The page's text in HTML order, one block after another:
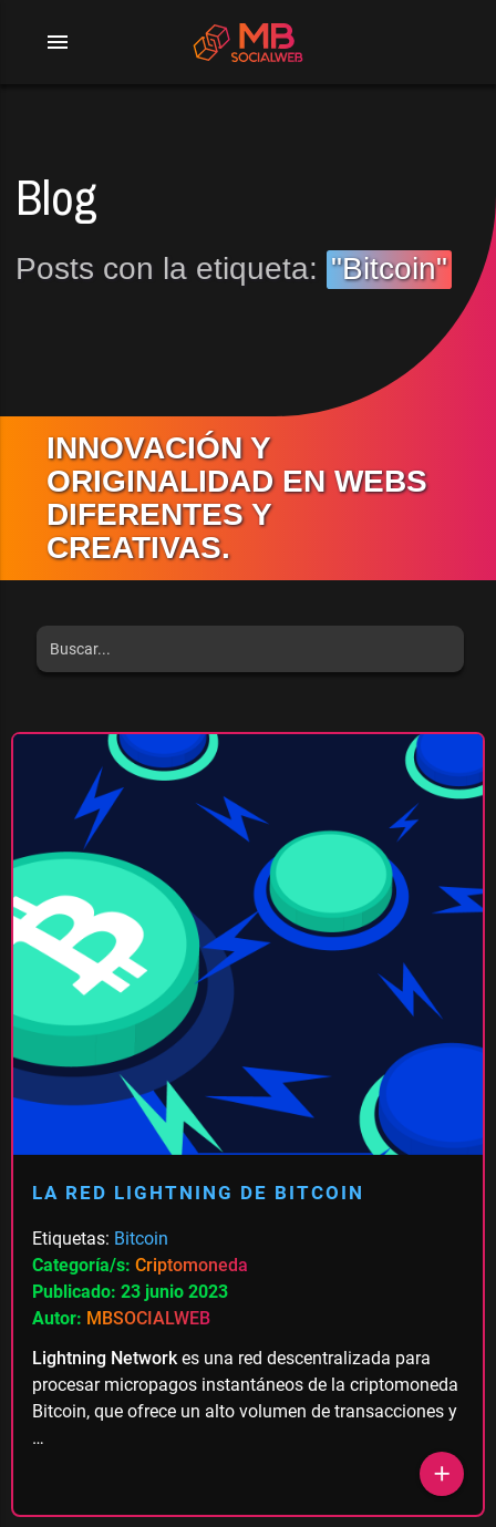
menu
Blog
Posts con la etiqueta: "Bitcoin"
INNOVACIÓN Y
ORIGINALIDAD EN WEBS
DIFERENTES Y
CREATIVAS.
LA RED LIGHTNING DE BITCOIN
Etiquetas: Bitcoin
Categoría/s: Criptomoneda
Publicado: 23 junio 2023
Autor: MBSOCIALWEB
Lightning Networkes una red descentralizada para
procesar micropagos instantáneos de la criptomoneda
Bitcoin, que ofrece un alto volumen de transacciones y
…
add